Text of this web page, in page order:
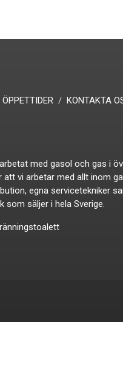
ÖPPETTIDER KONTAKTA
med gasol och gas i
vi arbetar med allt inom
egna servicetekniker
som säljer i hela Sverige.